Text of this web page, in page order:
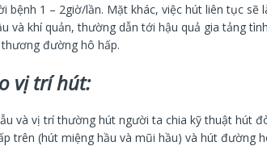
bệnh 1 – 2giờ/lần. Mặt khác, việc hút liên tục sẽ
và khí quản, thường dẫn tới hậu quả gia tảng
đường hô hấp.
vị trí hút:
và vị trí thường hút người ta chia kỹ thuật hút
trên (hút miệng hầu và mũi hầu) và hút đường